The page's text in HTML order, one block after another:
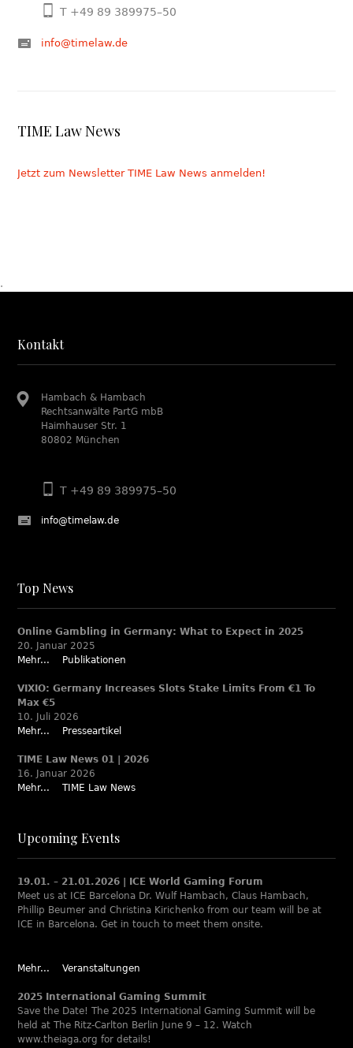
T +49 89 389975–50
info@timelaw.de
TIME Law News
Jetzt zum Newsletter TIME Law News anmelden!
.
Kontakt
Hambach & Hambach
Rechtsanwälte PartG mbB
Haimhauser Str. 1
80802 München
T +49 89 389975–50
info@timelaw.de
Top News
Online Gambling in Germany: What to Expect in 2025
20. Januar 2025
Mehr...
Publikationen
VIXIO: Germany Increases Slots Stake Limits From €1 To
Max €5
10. Juli 2026
Mehr...
Presseartikel
TIME Law News 01 | 2026
16. Januar 2026
Mehr...
TIME Law News
Upcoming Events
19.01. – 21.01.2026 | ICE World Gaming Forum
Meet us at ICE Barcelona Dr. Wulf Hambach, Claus Hambach,
Phillip Beumer and Christina Kirichenko from our team will be at
ICE in Barcelona. Get in touch to meet them onsite.
Mehr... Veranstaltungen
2025 International Gaming Summit
Save the Date! The 2025 International Gaming Summit will be
held at The Ritz-Carlton Berlin June 9 – 12. Watch
www.theiaga.org for details!